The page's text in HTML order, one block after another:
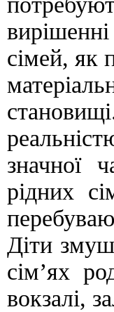
сімей, як
значної
рідних
Діти
сім’ях
вокзалі,